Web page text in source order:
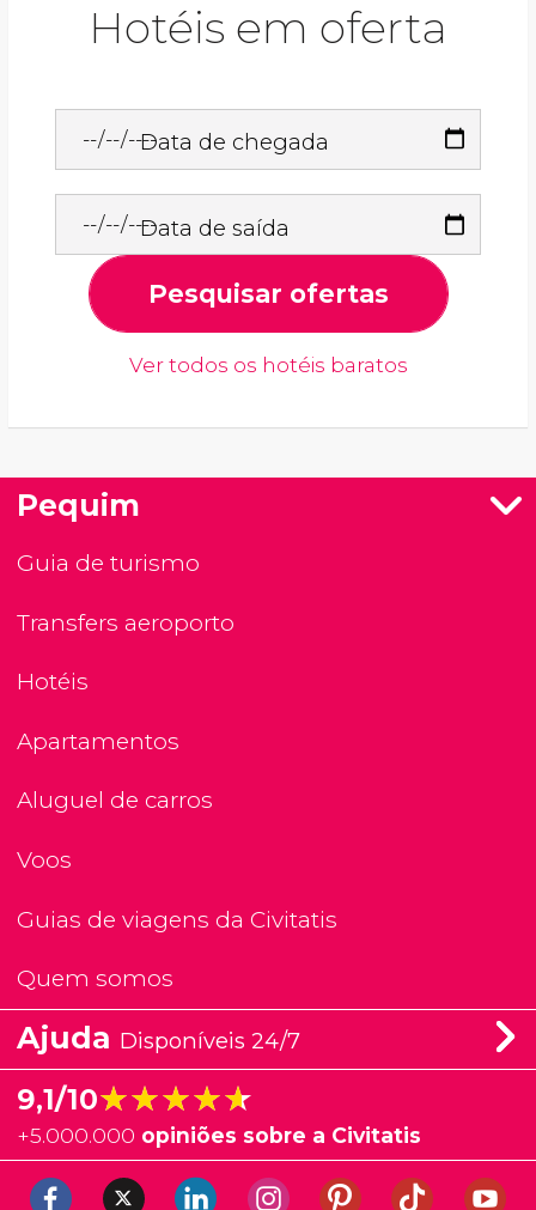
Hotéis em oferta
Data de chegada
Data de saída
Pesquisar ofertas
Ver todos os hotéis baratos
Pequim
Guia de turismo
Transfers aeroporto
Hotéis
Apartamentos
Aluguel de carros
Voos
Guias de viagens da Civitatis
Quem somos
Ajuda Disponíveis 24/7
9,1/10★★★★★
★★★★★
+5.000.000 opiniões sobre a Civitatis